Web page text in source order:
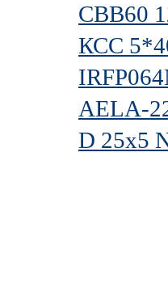
CBB60
КСС
AELA-
D 25x5